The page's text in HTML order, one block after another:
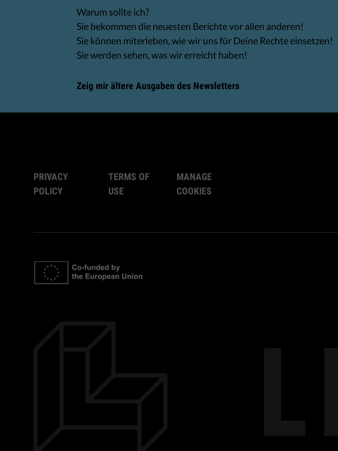
Warum sollte ich?
Sie bekommen die neuesten Berichte vor allen anderen!
Sie können miterleben, wie wir uns für Deine Rechte einsetzen!
Sie werden sehen, was wir erreicht haben!
Zeig mir ältere Ausgaben des Newsletters
PRIVACY
POLICY
TERMS OF
USE
MANAGE
COOKIES